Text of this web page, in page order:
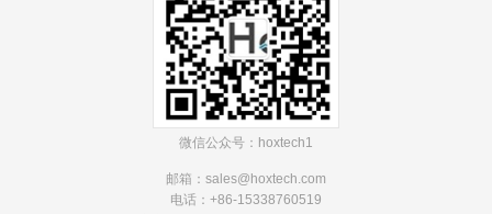
微信公众号：hoxtech1
邮箱：sales@hoxtech.com
电话：+86-15338760519